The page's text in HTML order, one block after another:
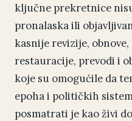
ključne prekretnice
pronalaska ili
kasnije revizije,
restauracije, prevodi i
koje su omogućile da
epoha i političkih
posmatrati je kao živi